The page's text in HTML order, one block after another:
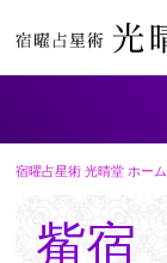
宿曜占星術 光晴堂 ホーム
觜宿